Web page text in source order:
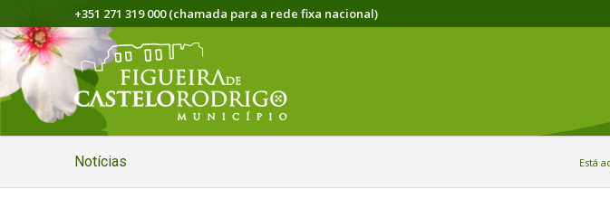
+351 271 319 000 (chamada para a rede fixa nacional)
Notícias Está